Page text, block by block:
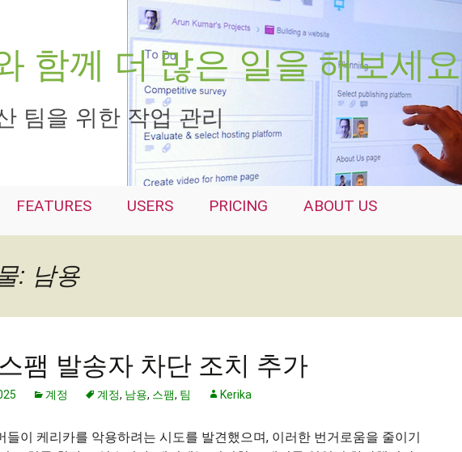
함께 더 많은 일을 해보세요
팀을 위한 작업 관리
FEATURES USERS PRICING ABOUT US
: 남용
팸 발송자 차단 조치 추가
계정 계정, 남용, 스팸, 팀 Kerika
들이 케리카를 악용하려는 시도를 발견했으며, 이러한 번거로움을 줄이기